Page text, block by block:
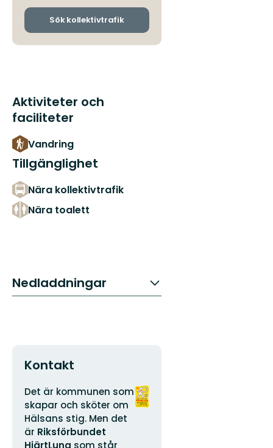
och
Sök kollektivtrafik
Aktiviteter och
faciliteter
Vandring
Tillgänglighet
Nära kollektivtrafik
Nära toalett
Nedladdningar
Kontakt
Adress
Det är kommunen som
skapar och sköter om
Hälsans stig. Men det
är Riksförbundet
Organisationens
logotyp